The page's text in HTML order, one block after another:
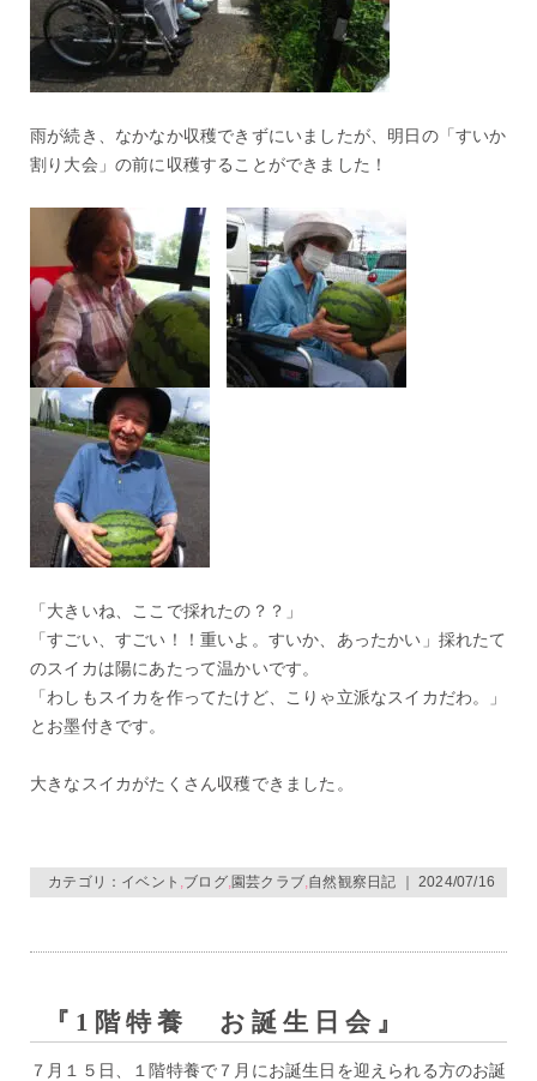
雨が続き、なかなか収穫できずにいましたが、明日の「すいか
割り大会」の前に収穫することができました！
「大きいね、ここで採れたの？？」
「すごい、すごい！！重いよ。すいか、あったかい」採れたて
のスイカは陽にあたって温かいです。
「わしもスイカを作ってたけど、こりゃ立派なスイカだわ。」
とお墨付きです。
大きなスイカがたくさん収穫できました。
カテゴリ： イベント ブログ, 園芸クラブ, 自然観察日記 ｜ 2024/07/16
『1階特養 お誕生日会』
７月１５日、１階特養で７月にお誕生日を迎えられる方のお誕